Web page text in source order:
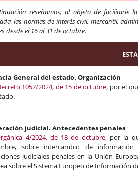
reseñamos, al objeto de facilitarle
las normas de interés civil, mercantil,
desde el 16 al 31 de octubre.
General del estado. Organización
1057/2024, de 15 de octubre, por el
judicial. Antecedentes penales
4/2024, de 18 de octubre, por la
sobre intercambio de
judiciales penales en la Unión
sobre el Sistema Europeo de Información